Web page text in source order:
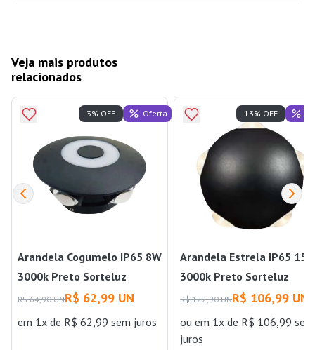
Veja mais produtos
relacionados
Arandela Cogumelo IP65 8W
3000k Preto Sorteluz
R$ 64,90 UNR$ 62,99 UN
em 1x de R$ 62,99 sem juros
3% OFF Oferta
Arandela Estrela IP65
3000k Preto Sorteluz
R$ 122,90 UNR$ 106,99 UN
ouem 1x de R$ 106,99 sem
juros
13% OFF